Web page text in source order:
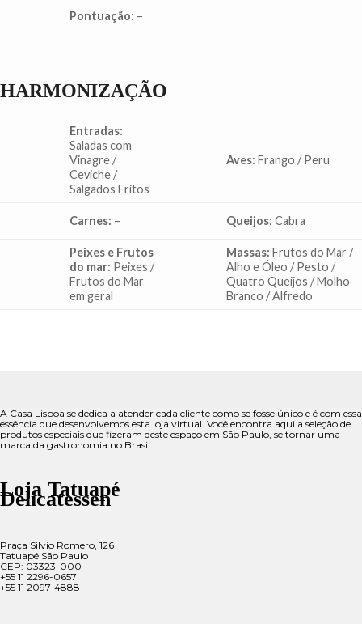
Pontuação: –
HARMONIZAÇÃO
Entradas:
Saladas com
Vinagre /
Ceviche /
Salgados Fritos
Aves: Frango / Peru
Carnes: – Queijos: Cabra
Peixes e Frutos
do mar: Peixes /
Frutos do Mar
em geral
Massas: Frutos do Mar /
Alho e Óleo / Pesto /
Quatro Queijos / Molho
Branco / Alfredo
A Casa Lisboa se dedica a atender cada cliente como se fosse único e é com essa
essência que desenvolvemos esta loja virtual. Você encontra aqui a seleção de
produtos especiais que fizeram deste espaço em São Paulo, se tornar uma
marca da gastronomia no Brasil.
Loja Tatuapé
Delicatessen
Praça Silvio Romero, 126
Tatuapé São Paulo
CEP: 03323-000
+55 11 2296-0657
+55 11 2097-4888